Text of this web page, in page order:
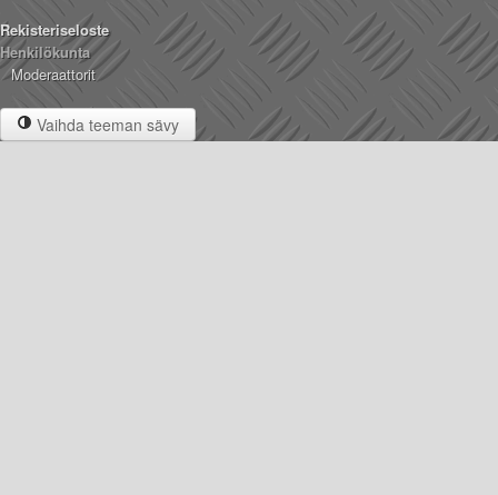
Rekisteriseloste
Henkilökunta
Moderaattorit
Vaihda teeman sävy